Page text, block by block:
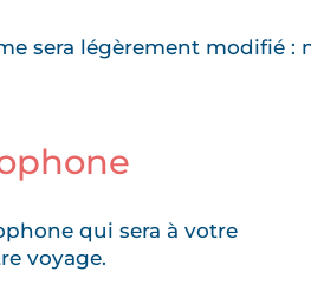
sera légèrement modifié :
qui sera à votre
voyage.